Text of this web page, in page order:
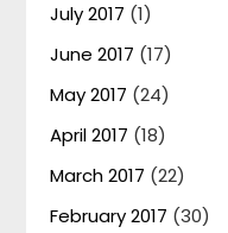
July 2017 (1)
June 2017 (17)
May 2017 (24)
April 2017 (18)
March 2017 (22)
February 2017 (30)